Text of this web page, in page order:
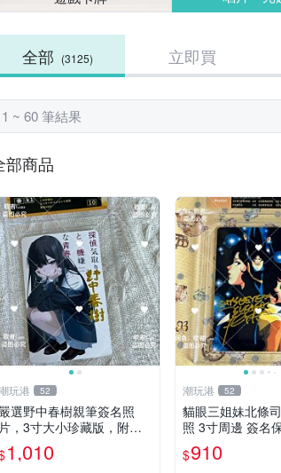
全部 (3125) 立即買
1 ~ 60 筆結果
部商品
玩港 52
嚴選野中春樹親筆簽名照
片，3寸大小珍藏版，附原
裝卡磚。青春探偵迷必收！
春時代、探案主題 現場簽
1,010
潮玩港 52
貓眼三姐妹北條
照 3寸周邊 簽名
裝 貓眼三姐妹 北
貓眼三姐妹 簽名
$910